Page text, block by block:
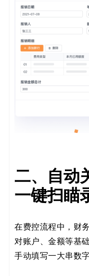
二、自动
一键扫瞄
在费控流程中，财
对账户、金额等基
手动填写一大串数